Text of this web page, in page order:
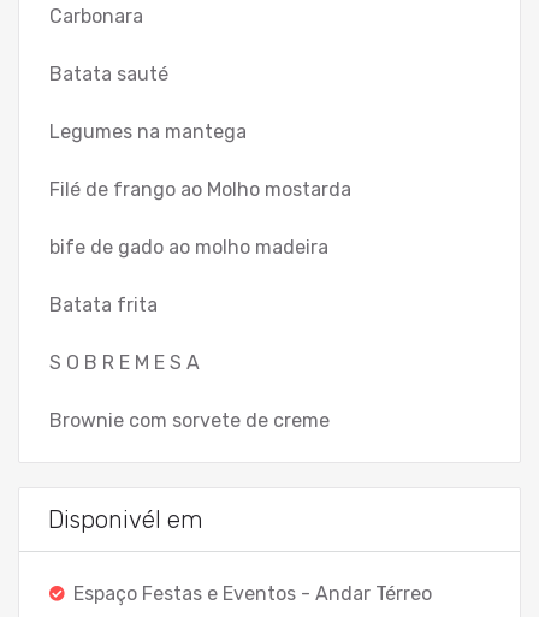
Carbonara
Batata sauté
Legumes na mantega
Filé de frango ao Molho mostarda
bife de gado ao molho madeira
Batata frita
S O B R E M E S A
Brownie com sorvete de creme
Disponivél em
Espaço Festas e Eventos - Andar Térreo